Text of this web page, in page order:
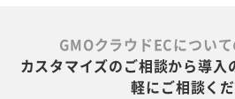
GMOクラウドECについ
カスタマイズのご相談から導入
軽にご相談く